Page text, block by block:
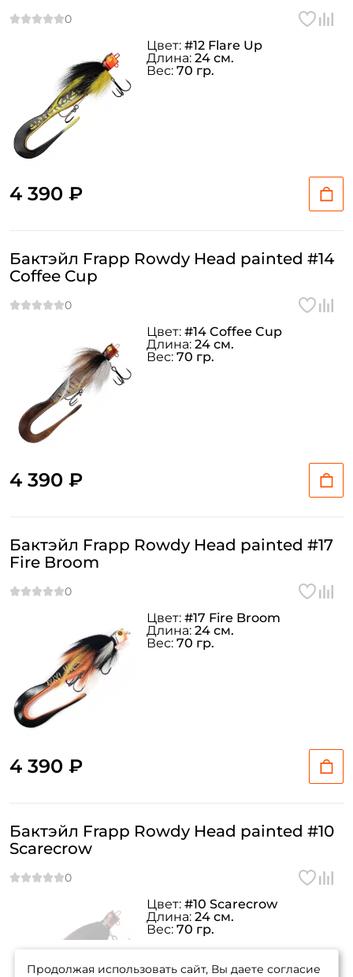
4 390 ₽
Цвет: #12 Flare Up
Длина: 24 см.
Вес: 70 гр.
Бактэйл Frapp Rowdy Head painted #14
Coffee Cup
4 390 ₽
Цвет: #14 Coffee Cup
Длина: 24 см.
Вес: 70 гр.
Бактэйл Frapp Rowdy Head painted #17
Fire Broom
4 390 ₽
Цвет: #17 Fire Broom
Длина: 24 см.
Вес: 70 гр.
наличии
Бактэйл Frapp Rowdy Head painted #10
Scarecrow
Цвет: #10 Scarecrow
Длина: 24 см.
Вес: 70 гр.
Продолжая использовать сайт, Вы даете согласие